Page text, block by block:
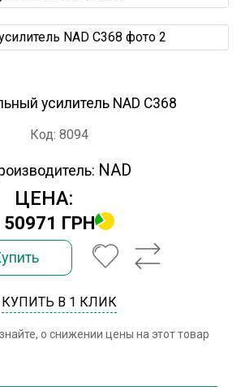
усилитель NAD C368
Код: 8094
NAD
ЦЕНА:
50971 ГРН
КУПИТЬ В 1 КЛИК
о снижении цены на этот товар